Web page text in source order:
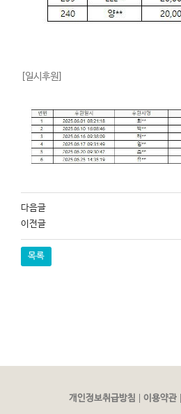
[일시후원]
다음글
이전글
목록
개인정보취급방침 이용약관